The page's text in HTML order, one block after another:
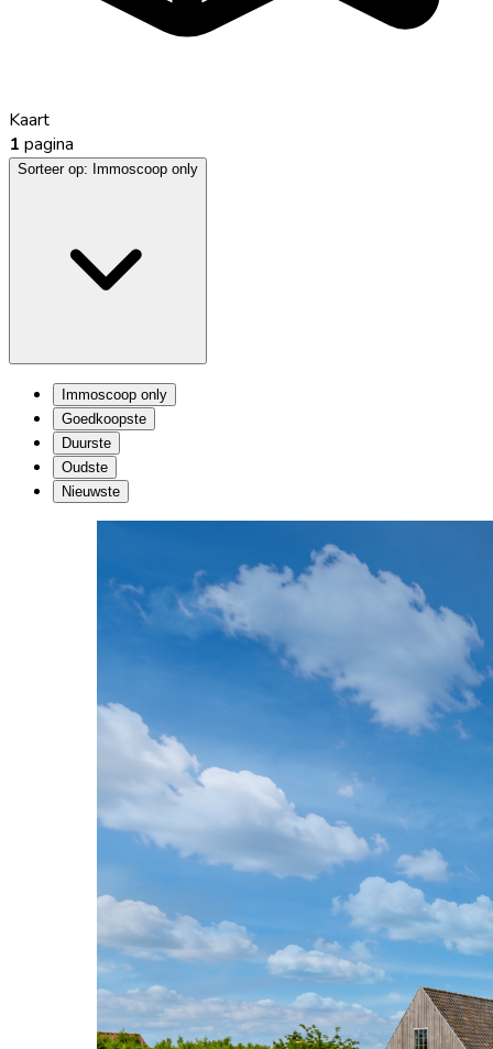
Kaart
1 pagina
Sorteer op: Immoscoop only
Immoscoop only
Goedkoopste
Duurste
Oudste
Nieuwste